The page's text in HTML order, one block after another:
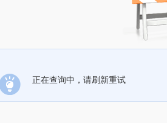
正在查询中，请刷新重试